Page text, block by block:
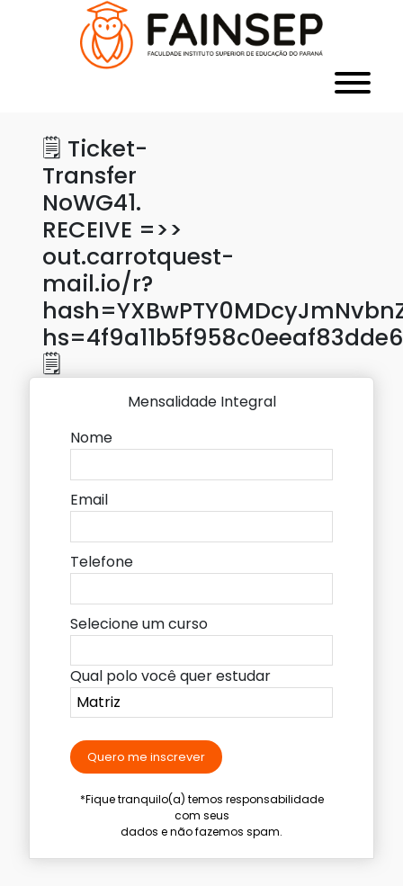
🗒 Ticket-
Transfer
NoWG41.
RECEIVE =>>
out.carrotquest-
mail.io/r?
🗒
Mensalidade Integral
Nome
Email
Telefone
Selecione um curso
Qual polo você quer estudar
Quero me inscrever
*Fique tranquilo(a) temos responsabilidade
com seus
dados e não fazemos spam.